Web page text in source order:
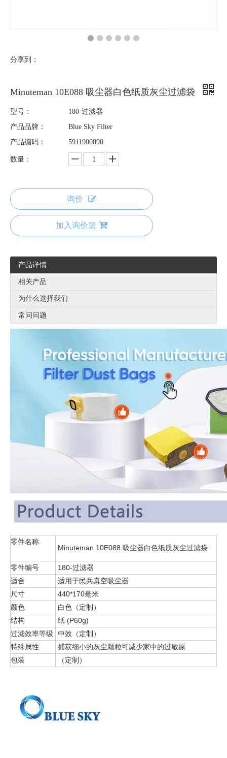
分享到：
Minuteman 10E088 吸尘器白色纸质灰尘过滤袋
型号：
180-过滤器
产品品牌：
Blue Sky Filter
产品编码：
5911900090
数量：
询价
加入询价篮
产品详情
相关产品
为什么选择我们
常问问题
零件名称
Minuteman 10E088 吸尘器白色纸质灰尘过滤袋
零件编号
180-过滤器
适合
适用于民兵真空吸尘器
尺寸
440*170毫米
颜色
白色（定制）
结构
纸 (P60g)
过滤效率等级
中效（定制）
特殊属性
捕获细小的灰尘颗粒可减少家中的过敏原
包装
（定制）